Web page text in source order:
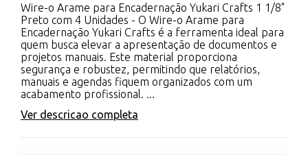
Wire-o Arame para Encadernação Yukari Crafts 1 1/8"
Preto com 4 Unidades - O Wire-o Arame para
Encadernação Yukari Crafts é a ferramenta ideal para
quem busca elevar a apresentação de documentos e
projetos manuais. Este material proporciona
segurança e robustez, permitindo que relatórios,
manuais e agendas fiquem organizados com um
acabamento profissional. ...
Ver descricao completa